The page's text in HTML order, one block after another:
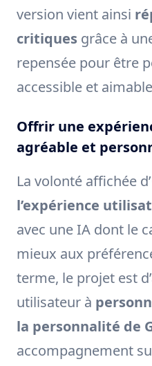
version vient ainsi
critiques grâce à
repensée pour être
accessible et
Offrir une
agréable et
La volonté affichée
l’expérience
avec une IA dont le
mieux aux
terme, le projet est
utilisateur à
la personnalité de
accompagnement